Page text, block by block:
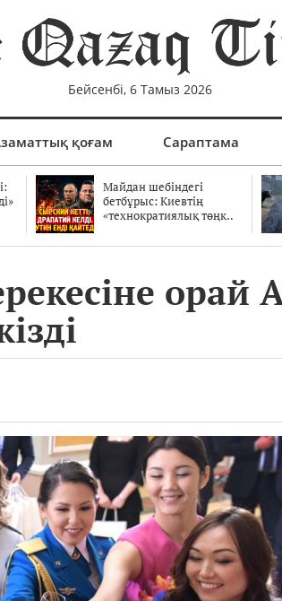
Бейсенбі, 6 Тамыз 2026
қоғам Сараптама
Майдан шебіндегі
бетбұрыс: Киевтің
«технократиялық төңк..
орай